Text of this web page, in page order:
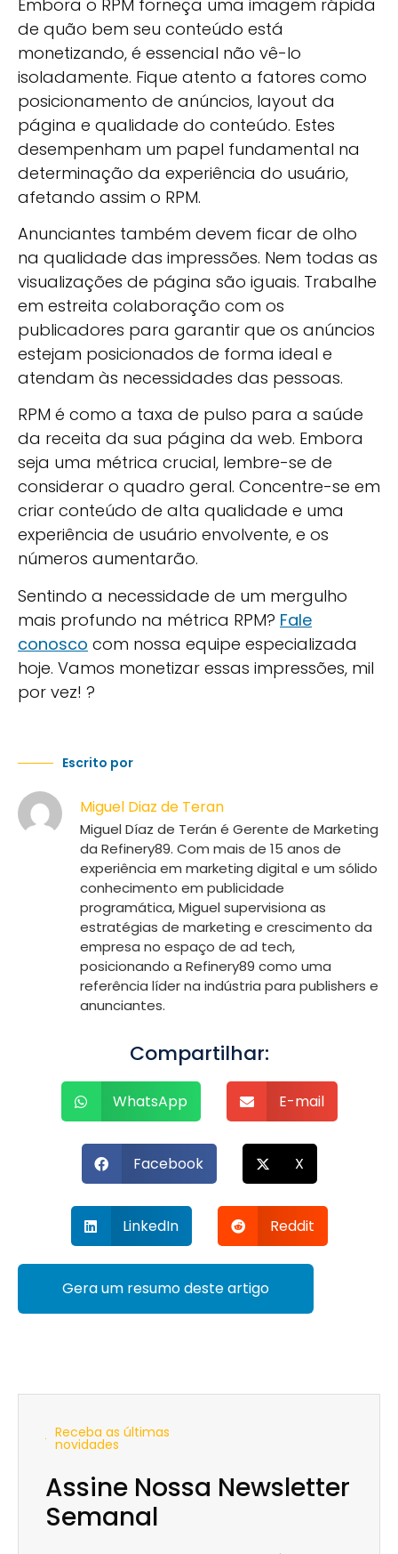
Embora o RPM forneça uma imagem rápida
de quão bem seu conteúdo está
monetizando, é essencial não vê-lo
isoladamente. Fique atento a fatores como
posicionamento de anúncios, layout da
página e qualidade do conteúdo. Estes
desempenham um papel fundamental na
determinação da experiência do usuário,
afetando assim o RPM.
Anunciantes também devem ficar de olho
na qualidade das impressões. Nem todas as
visualizações de página são iguais. Trabalhe
em estreita colaboração com os
publicadores para garantir que os anúncios
estejam posicionados de forma ideal e
atendam às necessidades das pessoas.
RPM é como a taxa de pulso para a saúde
da receita da sua página da web. Embora
seja uma métrica crucial, lembre-se de
considerar o quadro geral. Concentre-se em
criar conteúdo de alta qualidade e uma
experiência de usuário envolvente, e os
números aumentarão.
Sentindo a necessidade de um mergulho
mais profundo na métrica RPM? Fale
conosco com nossa equipe especializada
hoje. Vamos monetizar essas impressões, mil
por vez! ?
Escrito por
Miguel Diaz de Teran
Miguel Díaz de Terán é Gerente de Marketing
da Refinery89. Com mais de 15 anos de
experiência em marketing digital e um sólido
conhecimento em publicidade
programática, Miguel supervisiona as
estratégias de marketing e crescimento da
empresa no espaço de ad tech,
posicionando a Refinery89 como uma
referência líder na indústria para publishers e
anunciantes.
Compartilhar:
WhatsApp E-mail
Facebook X
LinkedIn Reddit
Gera um resumo deste artigo
Receba as últimas
novidades
Assine Nossa Newsletter
Semanal